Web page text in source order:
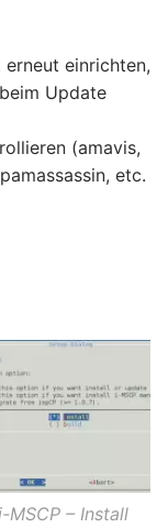
einrichten,
Update
(amavis,
etc.
MSCP – Install